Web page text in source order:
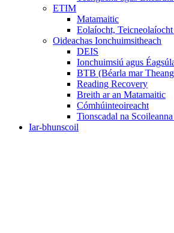
ETIM
Matamaitic
Eolaíocht,
Oideachas Ionchuimsitheach
DEIS
Ionchuimsiú agus
BTB (Béarla mar
Reading Recovery
Breith ar an Matamaitic
Cómhúinteoireacht
Tionscadal na
Iar-bhunscoil